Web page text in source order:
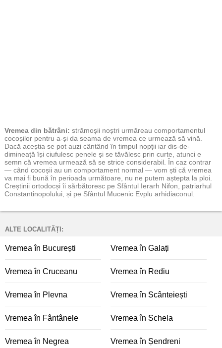
Vremea din bătrâni: strămoșii noștri urmăreau comportamentul
cocoșilor pentru a-și da seama de vremea ce urmează să vină.
Dacă aceștia se pot auzi cântând în timpul nopții iar dis-de-
dimineață își ciufulesc penele și se tăvălesc prin curte, atunci e
semn că vremea urmează să se strice considerabil. În caz contrar
— când cocoșii au un comportament normal — vom ști că vremea
va mai fi bună în perioada următoare, nu ne putem aștepta la ploi.
Creștinii ortodocși îi sărbătoresc pe Sfântul Ierarh Nifon, patriarhul
Constantinopolului, și pe Sfântul Mucenic Evplu arhidiaconul.
ALTE LOCALITĂȚI:
Vremea în București Vremea în Galați
Vremea în Cruceanu Vremea în Rediu
Vremea în Plevna Vremea în Scânteiești
Vremea în Fântânele Vremea în Schela
Vremea în Negrea Vremea în Șendreni